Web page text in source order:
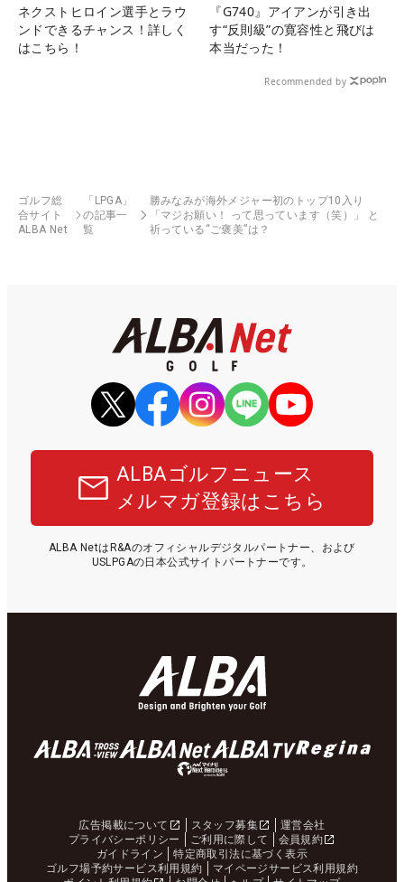
ネクストヒロイン選手とラウ
ンドできるチャンス！詳しく
はこちら！
『G740』アイアンが引き出
す“反則級”の寛容性と飛びは
本当だった！
Recommended by
ゴルフ総
合サイト
ALBA Net
「LPGA」
の記事一
覧
勝みなみが海外メジャー初のトップ10入り
「マジお願い！ って思っています（笑）」 と
祈っている“ご褒美”は？
ALBAゴルフニュース
メルマガ登録はこちら
ALBA NetはR&Aのオフィシャルデジタルパートナー、および
USLPGAの日本公式サイトパートナーです。
広告掲載について スタッフ募集
運営会社
プライバシーポリシー
ご利用に際して
会員規約
ガイドライン
特定商取引法に基づく表示
ゴルフ場予約サービス利用規約
マイページサービス利用規約